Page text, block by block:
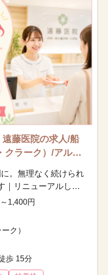
藤医院の求人/船
クラーク）/アルバ
。無理なく続けられ
｜リニューアルした
1,400円
ク）
歩 15分